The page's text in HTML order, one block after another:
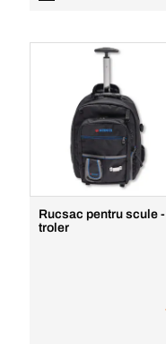
Rucsac pentru scule -
troler